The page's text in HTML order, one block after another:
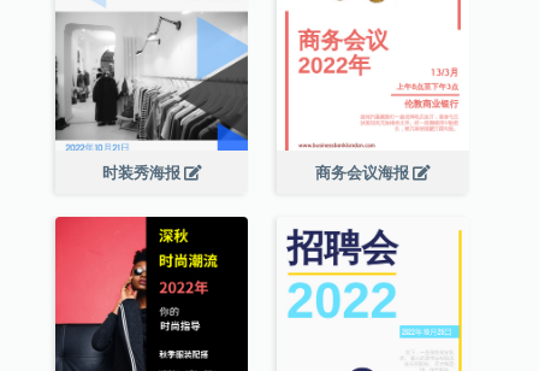
时装秀海报 商务会议海报